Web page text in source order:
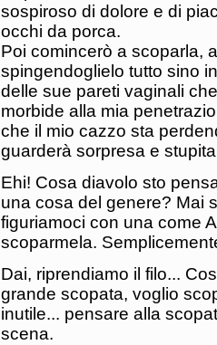
sospiroso di dolore e di
occhi da porca.
Poi comincerò a scoparla,
spingendoglielo tutto sino
delle sue pareti vaginali
morbide alla mia
che il mio cazzo sta
guarderà sorpresa e
Ehi! Cosa diavolo sto
una cosa del genere? Mai
figuriamoci con una come
scoparmela.
Dai, riprendiamo il filo...
grande scopata, voglio
inutile... pensare alla
scena.